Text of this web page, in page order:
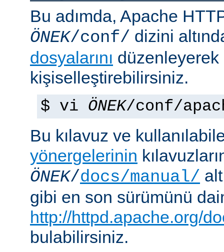
Bu adımda, Apache
ÖNEK/conf/ dizini
dosyalarını düzenleyerek
kişiselleştirebilirsiniz.
$ vi ÖNEK/conf/
Bu kılavuz ve
yönergelerinin
ÖNEK/docs/manual/
gibi en son sürümünü
http://httpd.apache.org/
bulabilirsiniz.